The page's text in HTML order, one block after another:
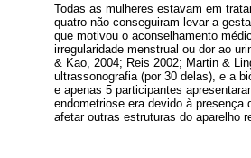
Todas as mulheres estavam em
quatro não conseguiram levar a
que motivou o aconselhamento
irregularidade menstrual ou dor ao
& Kao, 2004; Reis 2002; Martin &
ultrassonografia (por 30 delas), e a
e apenas 5 participantes
endometriose era devido à presença
afetar outras estruturas do aparelho